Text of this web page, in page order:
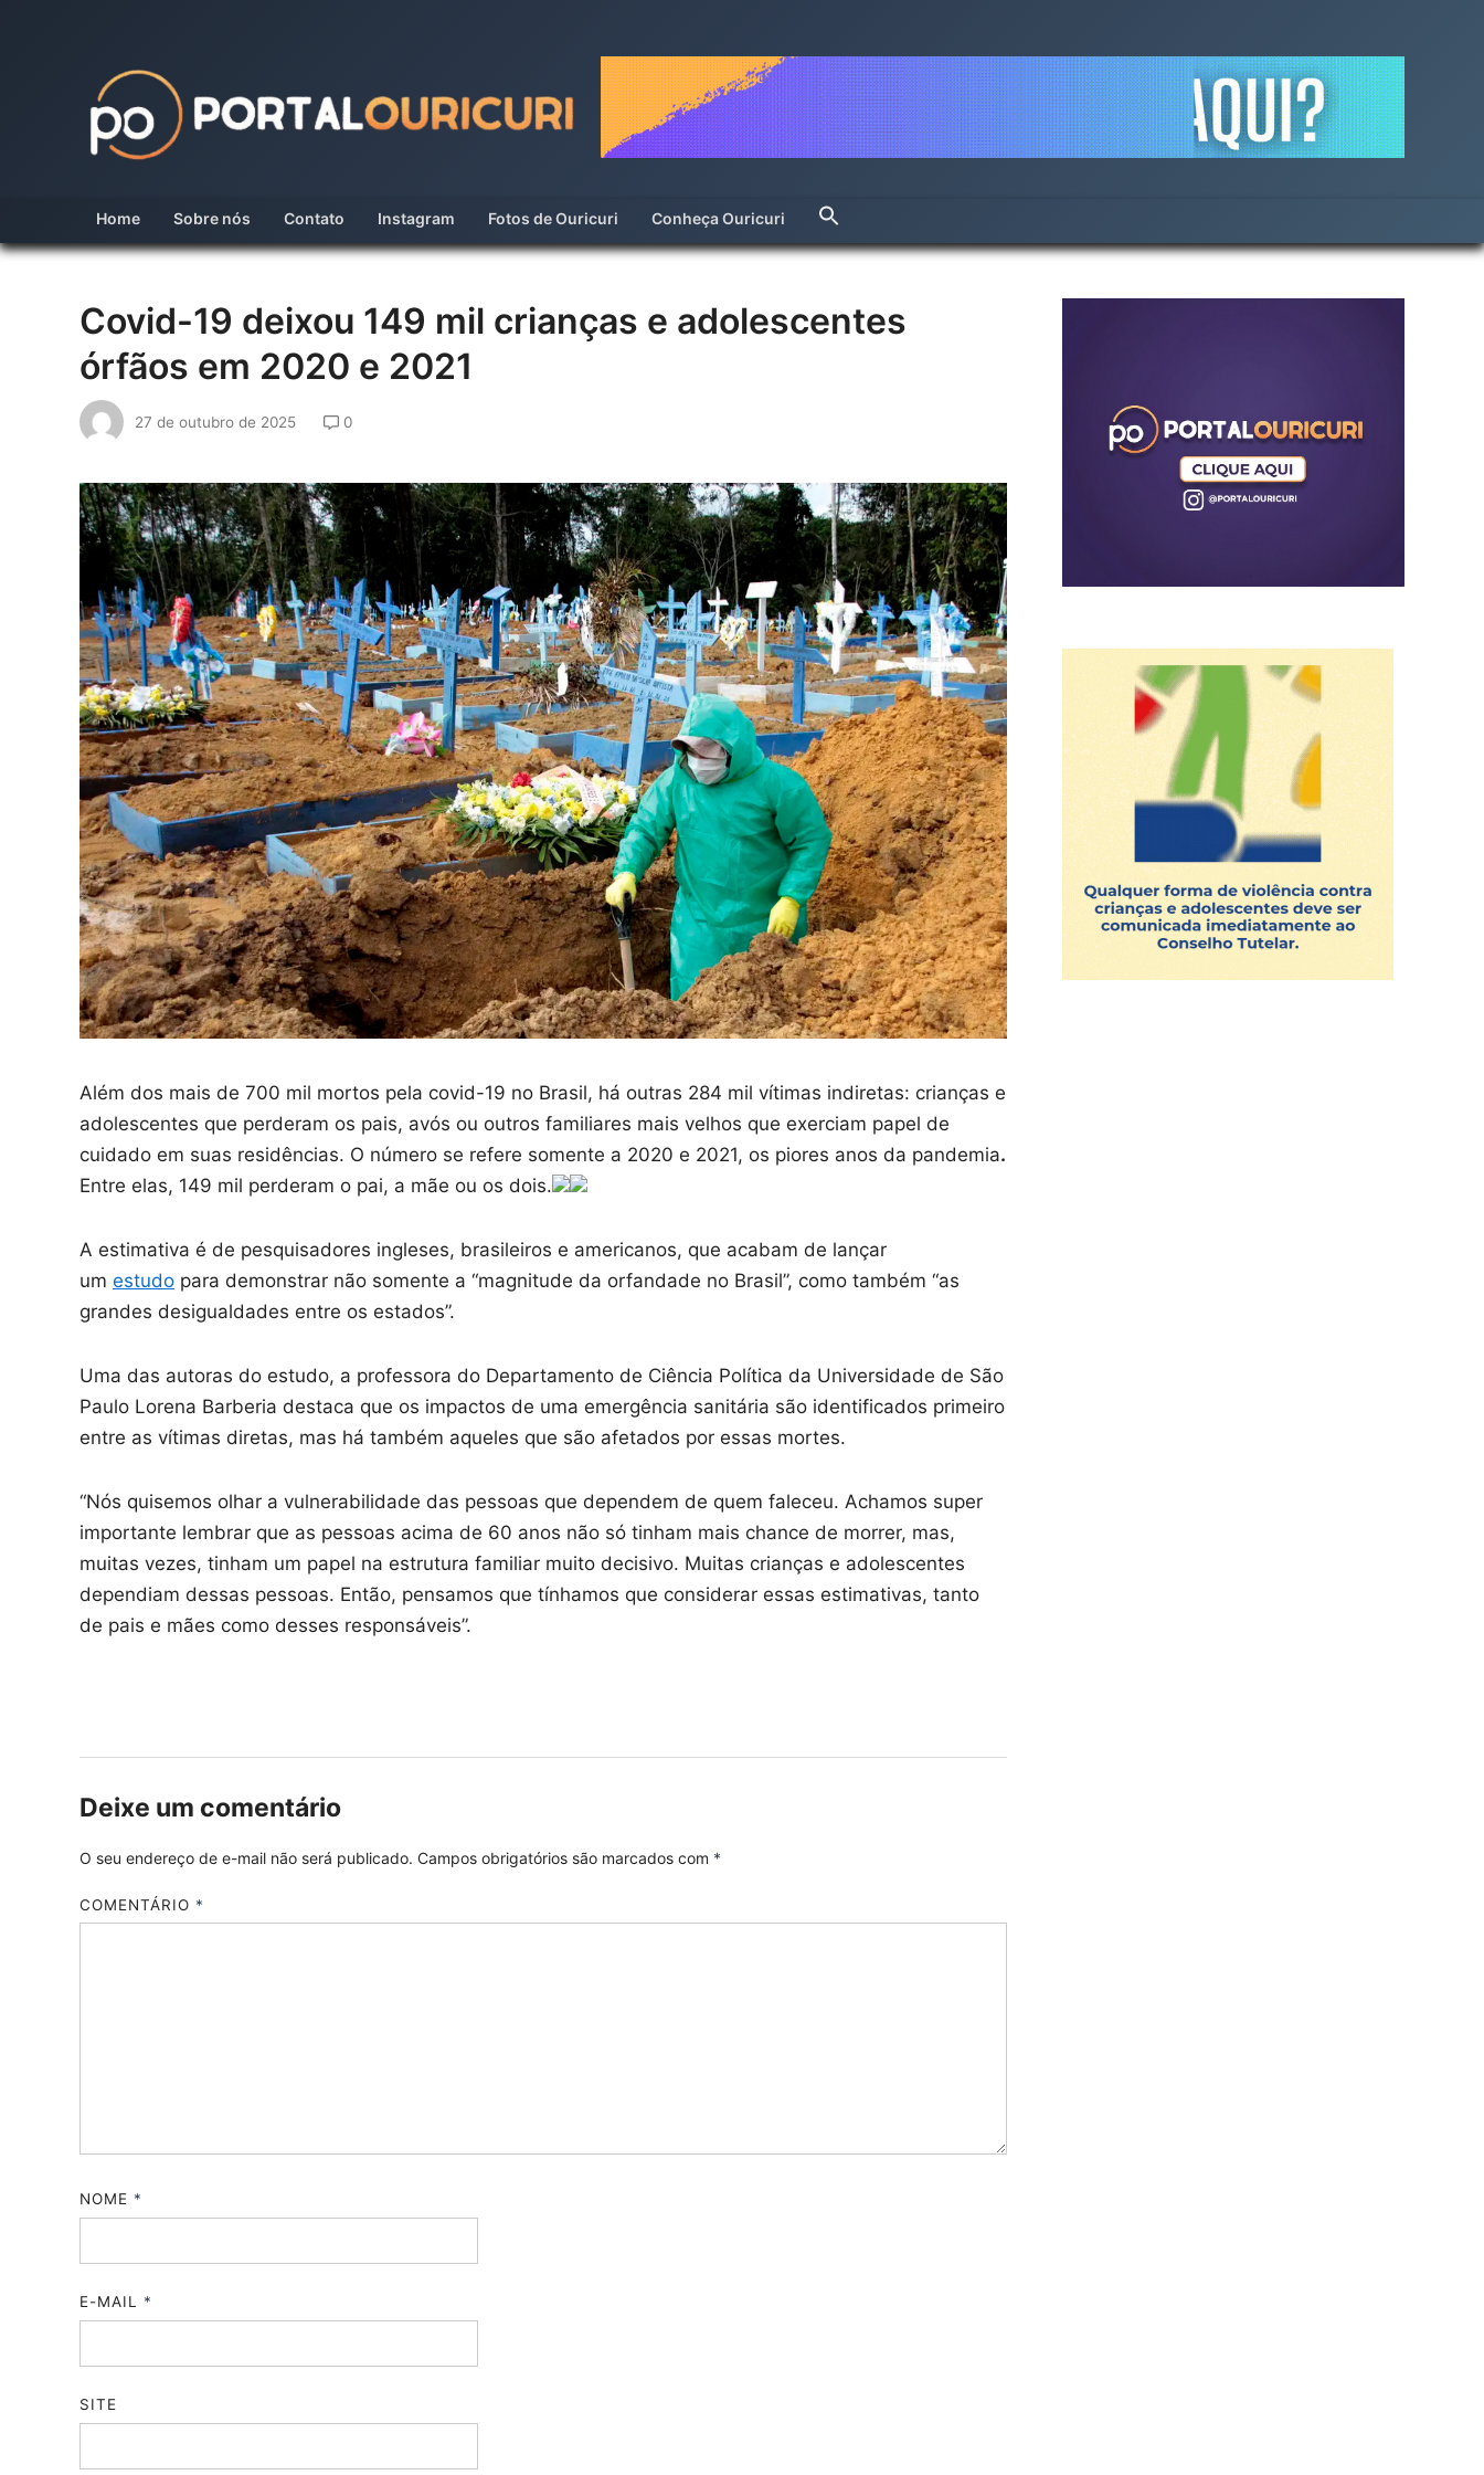
Home Sobre nós Contato Instagram Fotos de Ouricuri Conheça Ouricuri
Covid-19 deixou 149 mil crianças e adolescentes
órfãos em 2020 e 2021
27 de outubro de 2025 0
Além dos mais de 700 mil mortos pela covid-19 no Brasil, há outras 284 mil vítimas indiretas: crianças e
adolescentes que perderam os pais, avós ou outros familiares mais velhos que exerciam papel de
cuidado em suas residências. O número se refere somente a 2020 e 2021, os piores anos da pandemia.
Entre elas, 149 mil perderam o pai, a mãe ou os dois.
A estimativa é de pesquisadores ingleses, brasileiros e americanos, que acabam de lançar
um estudo para demonstrar não somente a “magnitude da orfandade no Brasil”, como também “as
grandes desigualdades entre os estados”.
Uma das autoras do estudo, a professora do Departamento de Ciência Política da Universidade de São
Paulo Lorena Barberia destaca que os impactos de uma emergência sanitária são identificados primeiro
entre as vítimas diretas, mas há também aqueles que são afetados por essas mortes.
“Nós quisemos olhar a vulnerabilidade das pessoas que dependem de quem faleceu. Achamos super
importante lembrar que as pessoas acima de 60 anos não só tinham mais chance de morrer, mas,
muitas vezes, tinham um papel na estrutura familiar muito decisivo. Muitas crianças e adolescentes
dependiam dessas pessoas. Então, pensamos que tínhamos que considerar essas estimativas, tanto
de pais e mães como desses responsáveis”.
Deixe um comentário
O seu endereço de e-mail não será publicado. Campos obrigatórios são marcados com *
COMENTÁRIO *
NOME *
E-MAIL *
SITE